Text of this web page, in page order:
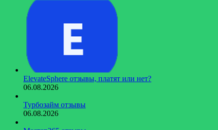
ElevateSphere отзывы, платят или нет?
06.08.2026
Турбозайм отзывы
06.08.2026